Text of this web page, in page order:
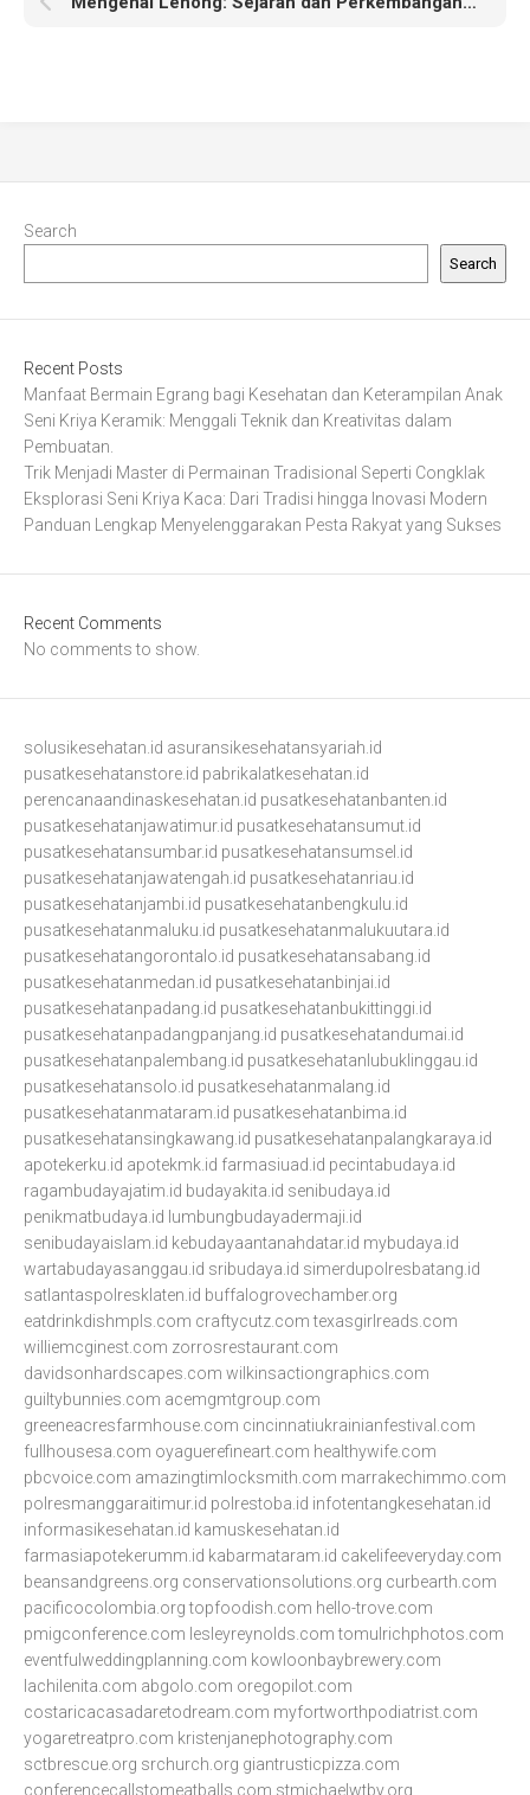
Search
Search
Recent Posts
Manfaat Bermain Egrang bagi Kesehatan dan Keterampilan Anak
Seni Kriya Keramik: Menggali Teknik dan Kreativitas dalam
Pembuatan.
Trik Menjadi Master di Permainan Tradisional Seperti Congklak
Eksplorasi Seni Kriya Kaca: Dari Tradisi hingga Inovasi Modern
Panduan Lengkap Menyelenggarakan Pesta Rakyat yang Sukses
Recent Comments
No comments to show.
solusikesehatan.id asuransikesehatansyariah.id
pusatkesehatanstore.id pabrikalatkesehatan.id
perencanaandinaskesehatan.id pusatkesehatanbanten.id
pusatkesehatanjawatimur.id pusatkesehatansumut.id
pusatkesehatansumbar.id pusatkesehatansumsel.id
pusatkesehatanjawatengah.id pusatkesehatanriau.id
pusatkesehatanjambi.id pusatkesehatanbengkulu.id
pusatkesehatanmaluku.id pusatkesehatanmalukuutara.id
pusatkesehatangorontalo.id pusatkesehatansabang.id
pusatkesehatanmedan.id pusatkesehatanbinjai.id
pusatkesehatanpadang.id pusatkesehatanbukittinggi.id
pusatkesehatanpadangpanjang.id pusatkesehatandumai.id
pusatkesehatanpalembang.id pusatkesehatanlubuklinggau.id
pusatkesehatansolo.id pusatkesehatanmalang.id
pusatkesehatanmataram.id pusatkesehatanbima.id
pusatkesehatansingkawang.id pusatkesehatanpalangkaraya.id
apotekerku.id apotekmk.id farmasiuad.id pecintabudaya.id
ragambudayajatim.id budayakita.id senibudaya.id
penikmatbudaya.id lumbungbudayadermaji.id
senibudayaislam.id kebudayaantanahdatar.id mybudaya.id
wartabudayasanggau.id sribudaya.id simerdupolresbatang.id
satlantaspolresklaten.id buffalogrovechamber.org
eatdrinkdishmpls.com craftycutz.com texasgirlreads.com
williemcginest.com zorrosrestaurant.com
davidsonhardscapes.com wilkinsactiongraphics.com
guiltybunnies.com acemgmtgroup.com
greeneacresfarmhouse.com cincinnatiukrainianfestival.com
fullhousesa.com oyaguerefineart.com healthywife.com
pbcvoice.com amazingtimlocksmith.com marrakechimmo.com
polresmanggaraitimur.id polrestoba.id infotentangkesehatan.id
informasikesehatan.id kamuskesehatan.id
farmasiapotekerumm.id kabarmataram.id cakelifeeveryday.com
beansandgreens.org conservationsolutions.org curbearth.com
pacificocolombia.org topfoodish.com hello-trove.com
pmigconference.com lesleyreynolds.com tomulrichphotos.com
eventfulweddingplanning.com kowloonbaybrewery.com
lachilenita.com abgolo.com oregopilot.com
costaricacasadaretodream.com myfortworthpodiatrist.com
yogaretreatpro.com kristenjanephotography.com
sctbrescue.org srchurch.org giantrusticpizza.com
conferencecallstomeatballs.com stmichaelwtby.org